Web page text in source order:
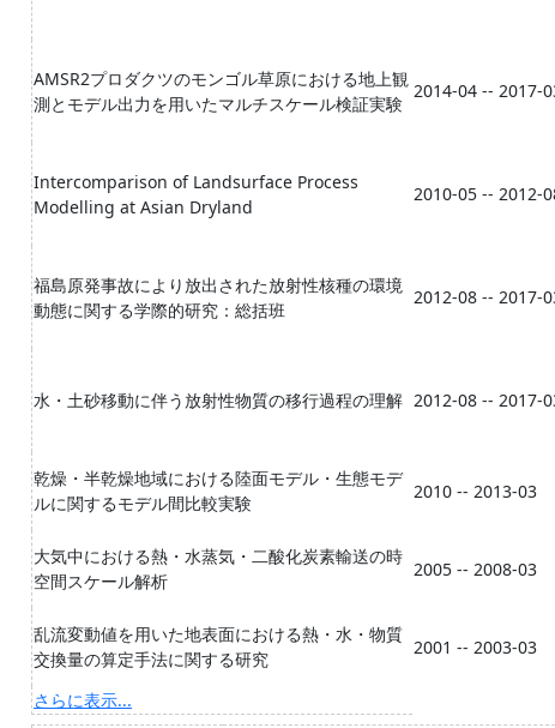
AMSR2プロダクツのモンゴル草原における地上観
測とモデル出力を用いたマルチスケール検証実験
2014-04 -- 2017-
Intercomparison of Landsurface Process
Modelling at Asian Dryland
2010-05 -- 2012-
福島原発事故により放出された放射性核種の環境
動態に関する学際的研究：総括班
2012-08 -- 2017-
水・土砂移動に伴う放射性物質の移行過程の理解 2012-08 -- 2017-
乾燥・半乾燥地域における陸面モデル・生態モデ
ルに関するモデル間比較実験
2010 -- 2013-03
大気中における熱・水蒸気・二酸化炭素輸送の時
空間スケール解析
2005 -- 2008-03
乱流変動値を用いた地表面における熱・水・物質
交換量の算定手法に関する研究
2001 -- 2003-03
さらに表示...